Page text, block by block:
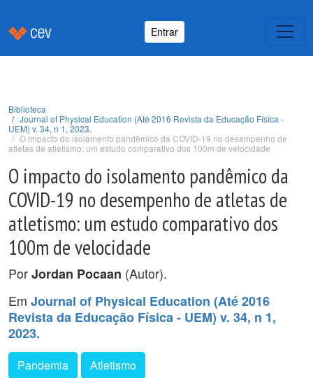
Entrar
Biblioteca
Journal of Physical Education (Até 2016 Revista da Educação Física -
UEM) v. 34, n 1, 2023.
O impacto do isolamento pandêmico da COVID-19 no desempenho de
atletas de atletismo: um estudo comparativo dos 100m de velocidade
O impacto do isolamento pandêmico da
COVID-19 no desempenho de atletas de
atletismo: um estudo comparativo dos
100m de velocidade
PorJordan Pocaan (Autor).
Em Journal of Physical Education (Até 2016
Revista da Educação Física - UEM) v. 34, n 1,
2023.
Pandemia Atletismo